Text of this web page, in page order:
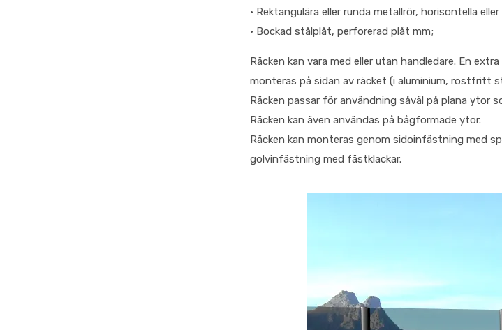
• Rektangulära eller runda metallrör, horisontella
• Bockad stålplåt, perforerad plåt mm;
Räcken kan vara med eller utan handledare. En
monteras på sidan av räcket (i aluminium, rostfritt
Räcken passar för användning såväl på plana ytor
Räcken kan även användas på bågformade ytor.
Räcken kan monteras genom sidoinfästning med
golvinfästning med fästklackar.